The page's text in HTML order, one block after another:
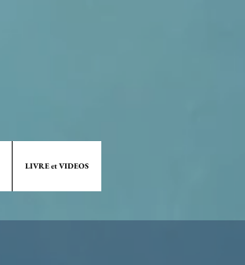
LIVRE et VIDEOS